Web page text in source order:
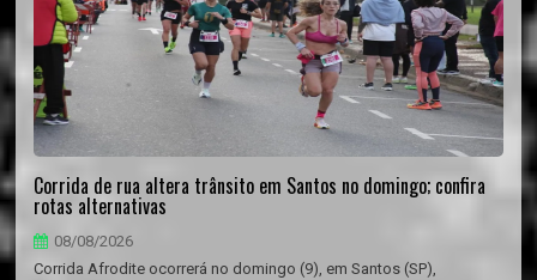
Corrida de rua altera trânsito em Santos no domingo; confira
rotas alternativas
08/08/2026
Corrida Afrodite ocorrerá no domingo (9), em Santos (SP),